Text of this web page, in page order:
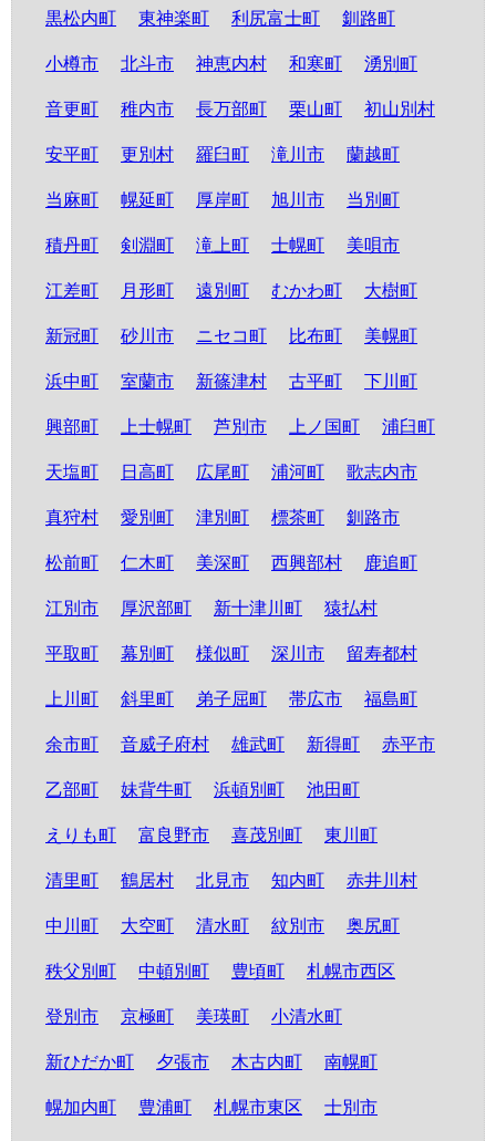
黒松内町 東神楽町 利尻富士町 釧路町
小樽市 北斗市 神恵内村 和寒町 湧別町
音更町 稚内市 長万部町 栗山町 初山別村
安平町 更別村 羅臼町 滝川市 蘭越町
当麻町 幌延町 厚岸町 旭川市 当別町
積丹町 剣淵町 滝上町 士幌町 美唄市
江差町 月形町 遠別町 むかわ町 大樹町
新冠町 砂川市 ニセコ町 比布町 美幌町
浜中町 室蘭市 新篠津村 古平町 下川町
興部町 上士幌町 芦別市 上ノ国町 浦臼町
天塩町 日高町 広尾町 浦河町 歌志内市
真狩村 愛別町 津別町 標茶町 釧路市
松前町 仁木町 美深町 西興部村 鹿追町
江別市 厚沢部町 新十津川町 猿払村
平取町 幕別町 様似町 深川市 留寿都村
上川町 斜里町 弟子屈町 帯広市 福島町
余市町 音威子府村 雄武町 新得町 赤平市
乙部町 妹背牛町 浜頓別町 池田町
えりも町 富良野市 喜茂別町 東川町
清里町 鶴居村 北見市 知内町 赤井川村
中川町 大空町 清水町 紋別市 奥尻町
秩父別町 中頓別町 豊頃町 札幌市西区
登別市 京極町 美瑛町 小清水町
新ひだか町 夕張市 木古内町 南幌町
幌加内町 豊浦町 札幌市東区 士別市